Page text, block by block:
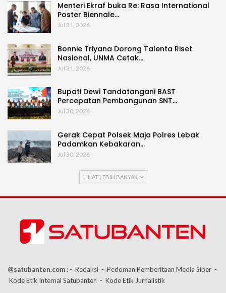
Menteri Ekraf buka Re: Rasa International
Poster Biennale…
Jul 31, 2026
Bonnie Triyana Dorong Talenta Riset
Nasional, UNMA Cetak…
Jul 31, 2026
Bupati Dewi Tandatangani BAST
Percepatan Pembangunan SNT…
Jul 30, 2026
Gerak Cepat Polsek Maja Polres Lebak
Padamkan Kebakaran…
Jul 30, 2026
LIHAT LEBIH BANYAK
@satubanten.com : - Redaksi - Pedoman Pemberitaan Media Siber -
Kode Etik Internal Satubanten - Kode Etik Jurnalistik